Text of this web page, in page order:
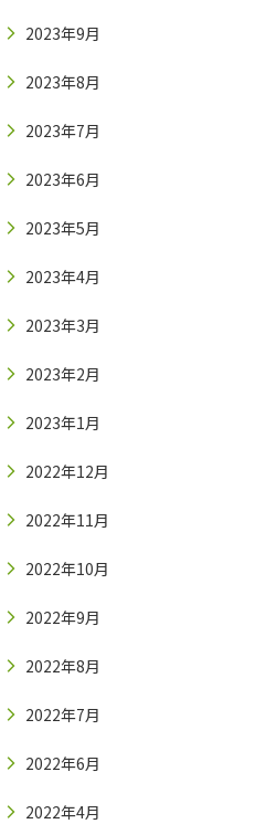
2023年9月
2023年8月
2023年7月
2023年6月
2023年5月
2023年4月
2023年3月
2023年2月
2023年1月
2022年12月
2022年11月
2022年10月
2022年9月
2022年8月
2022年7月
2022年6月
2022年4月